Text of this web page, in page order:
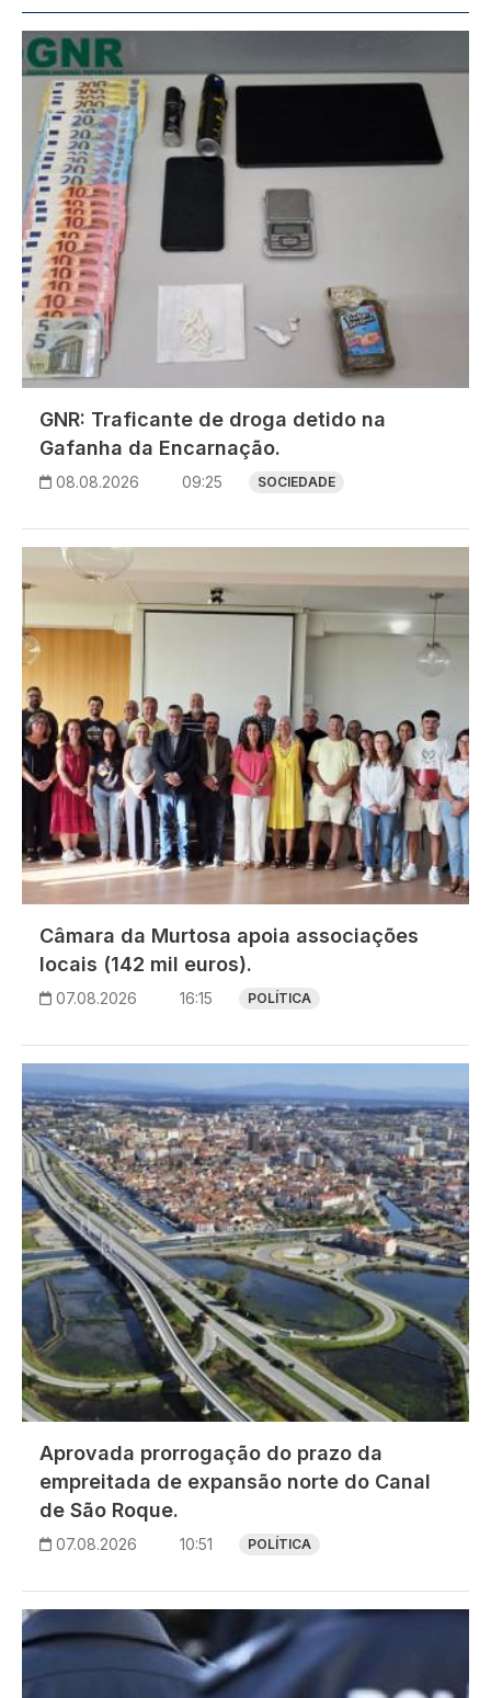
Imagem
GNR: Traficante de droga detido na
Gafanha da Encarnação.
08.08.2026 09:25 SOCIEDADE
Imagem
Câmara da Murtosa apoia associações
locais (142 mil euros).
07.08.2026 16:15 POLÍTICA
Imagem
Aprovada prorrogação do prazo da
empreitada de expansão norte do Canal
de São Roque.
07.08.2026 10:51 POLÍTICA
Imagem